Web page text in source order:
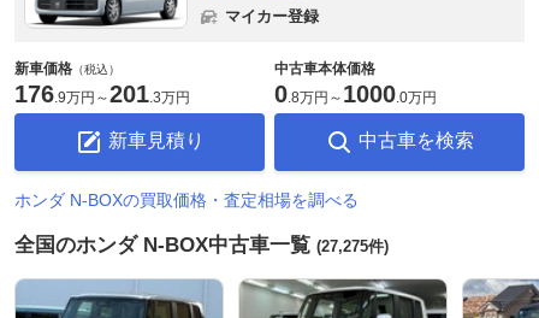
マイカー登録
新車価格 （税込）
176.9万円 ～201.3万円
新車見積り
中古車本体価格
0.8万円 ～ 1000.0万円
中古車を検索
ホンダ N-BOXの買取価格・査定相場を調べる
全国のホンダ N-BOX中古車一覧 (27,275件)